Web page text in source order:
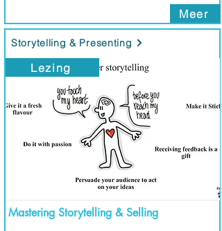
Meer
Storytelling & Presenting
Lezing
Mastering Storytelling & Selling